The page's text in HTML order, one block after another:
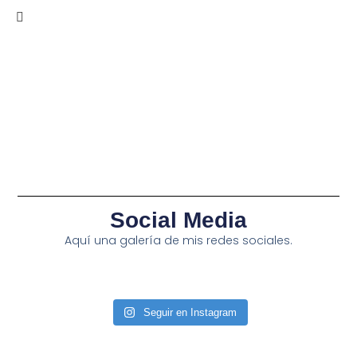
Social Media
Aquí una galería de mis redes sociales.
Seguir en Instagram